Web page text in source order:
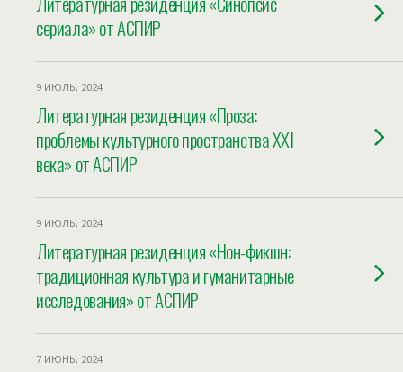
сериала» от АСПИР
9 ИЮЛЬ, 2024
Литературная резиденция «Проза:
проблемы культурного пространства XXI
века» от АСПИР
9 ИЮЛЬ, 2024
Литературная резиденция «Нон-фикшн:
традиционная культура и гуманитарные
исследования» от АСПИР
7 ИЮНЬ, 2024